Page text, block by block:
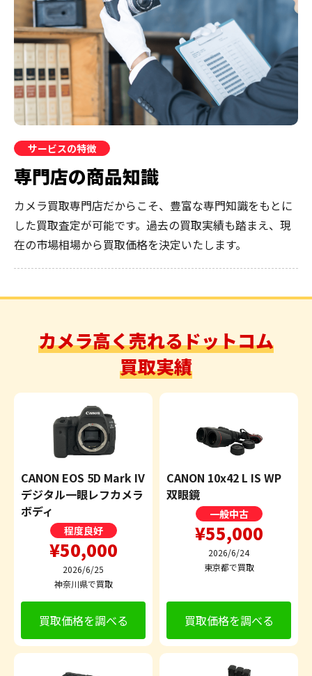
サービスの特徴
専門店の商品知識
カメラ買取専門店だからこそ、豊富な専門知識をもとに
した買取査定が可能です。過去の買取実績も踏まえ、現
在の市場相場から買取価格を決定いたします。
カメラ高く売れるドットコム
買取実績
CANON EOS 5D Mark IV
デジタル一眼レフカメラ
ボディ
程度良好
¥50,000
2026/6/25
神奈川県で買取
買取価格を調べる
CANON 10x42 L IS WP
双眼鏡
一般中古
¥55,000
2026/6/24
東京都で買取
買取価格を調べる